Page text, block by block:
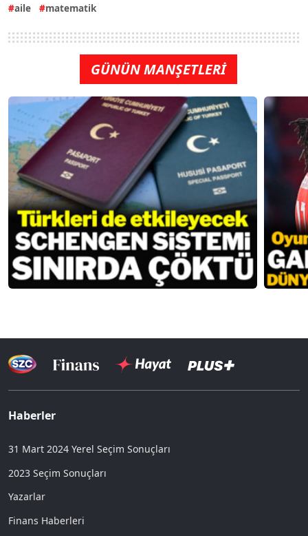
aile matematik
GÜNÜN MANŞETLERİ
Haberler
31 Mart 2024 Yerel Seçim Sonuçları
2023 Seçim Sonuçları
Yazarlar
Finans Haberleri